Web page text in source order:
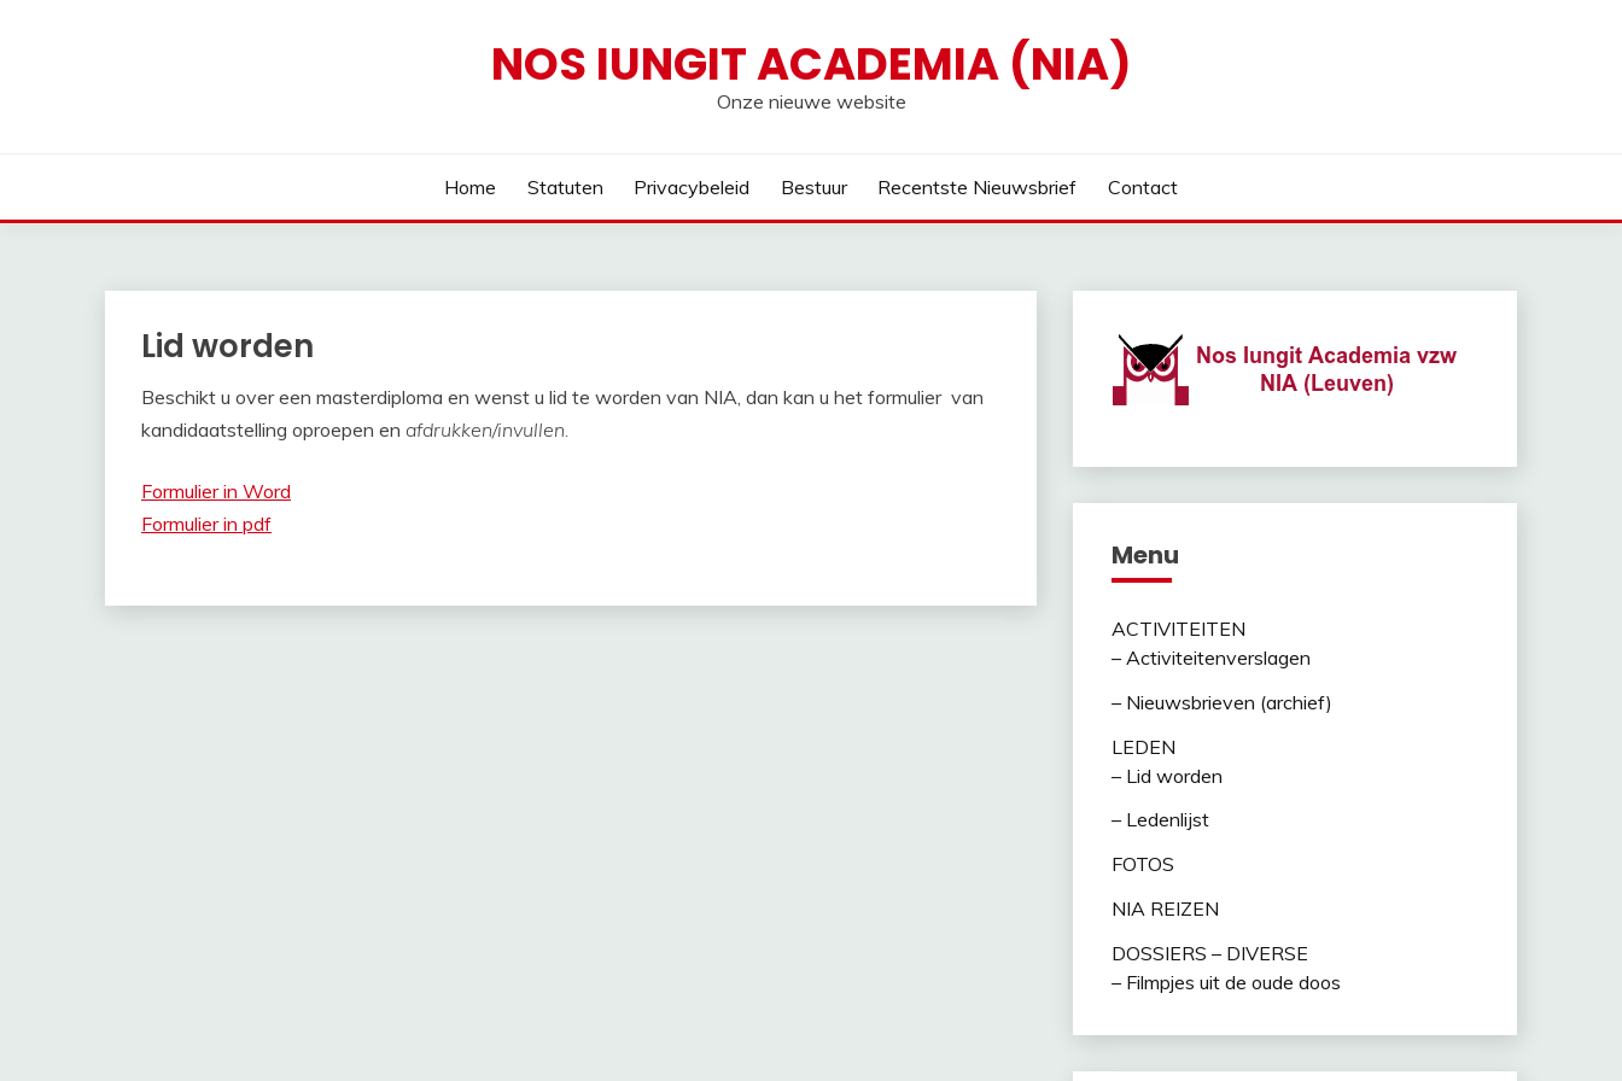
NOS IUNGIT ACADEMIA (NIA)
Onze nieuwe website
Home Statuten Privacybeleid Bestuur Recentste Nieuwsbrief Contact
Lid worden
Beschikt u over een masterdiploma en wenst u lid te worden van NIA, dan kan u het formulier van
kandidaatstelling oproepen en afdrukken/invullen.
Formulier in Word
Formulier in pdf
Menu
ACTIVITEITEN
– Activiteitenverslagen
– Nieuwsbrieven (archief)
LEDEN
– Lid worden
– Ledenlijst
FOTOS
NIA REIZEN
DOSSIERS – DIVERSE
– Filmpjes uit de oude doos